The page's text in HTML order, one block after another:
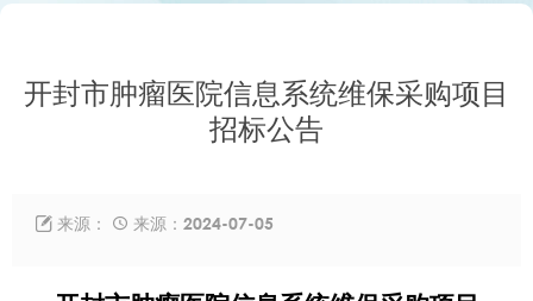
开封市肿瘤医院信息系统维保采购项目
招标公告
 来源：  来源：2024-07-05